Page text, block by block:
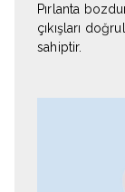
Pırlanta
çıkışları
sahiptir.